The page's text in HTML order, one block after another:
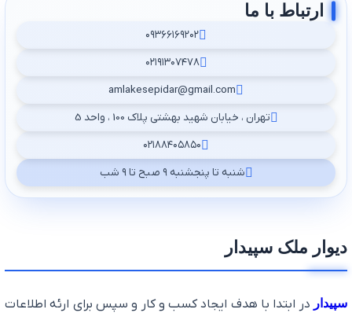
ارتباط با ما
۰۹۳۶۶۱۶۹۲۰۲
۰۲۱۹۱۳۰۷۴۷۸
amlakesepidar@gmail.com
تهران ، خیابان شهید بهشتی پلاک 100 ، واحد 5
۰۲۱۸۸۴۰۵۸۵۰
شنبه تا پنجشنبه ۹ صبح تا ۹ شب
دیوار ملک سپیدار
سپیدار در ابتدا با هدف ایجاد کسب و کار و سپس برای ارئه اطلاعات